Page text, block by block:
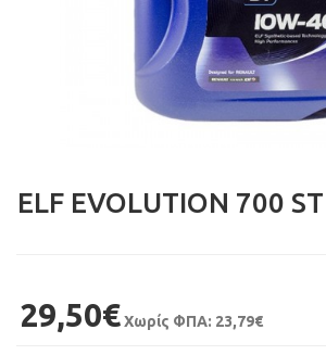
ELF EVOLUTION 700
29,50€Χωρίς ΦΠΑ: 23,79€